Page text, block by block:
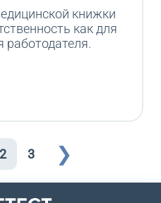
книжки
как для
работодателя.
2 3 ❯